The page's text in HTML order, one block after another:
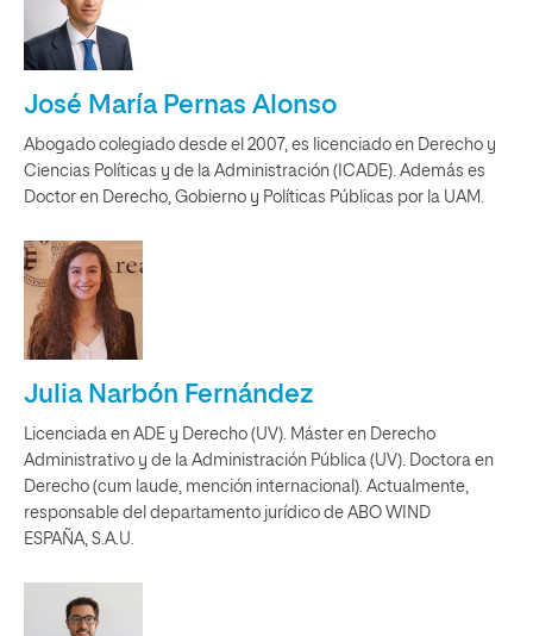
José María Pernas Alonso
Abogado colegiado desde el 2007, es licenciado en Derecho y
Ciencias Políticas y de la Administración (ICADE). Además es
Doctor en Derecho, Gobierno y Políticas Públicas por la UAM.
Julia Narbón Fernández
Licenciada en ADE y Derecho (UV). Máster en Derecho
Administrativo y de la Administración Pública (UV). Doctora en
Derecho (cum laude, mención internacional). Actualmente,
responsable del departamento jurídico de ABO WIND
ESPAÑA, S.A.U.